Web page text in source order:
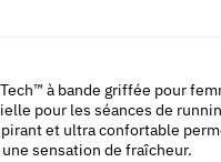
à bande griffée pour
pour les séances de
et ultra confortable
sensation de fraîcheur.